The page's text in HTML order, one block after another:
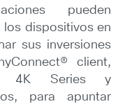
pueden
dispositivos en
sus inversiones
client,
4K Series y
para apuntar